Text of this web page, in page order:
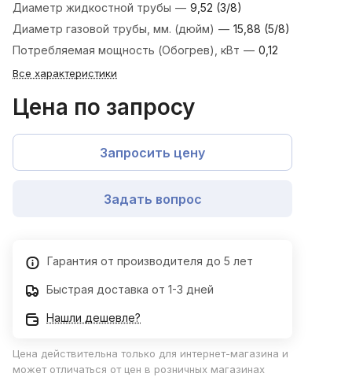
Диаметр жидкостной трубы — 9,52 (3/8)
Диаметр газовой трубы, мм. (дюйм) — 15,88 (5/8)
Потребляемая мощность (Обогрев), кВт — 0,12
Все характеристики
Цена по запросу
Запросить цену
Задать вопрос
Гарантия от производителя до 5 лет
Быстрая доставка от 1-3 дней
Нашли дешевле?
Цена действительна только для интернет-магазина и
может отличаться от цен в розничных магазинах